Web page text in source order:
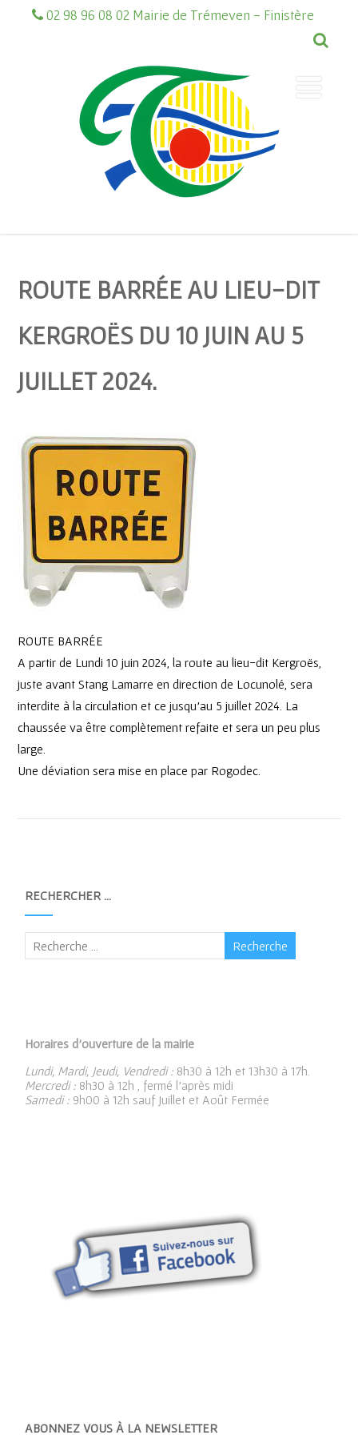
02 98 96 08 02 Mairie de Trémeven - Finistère
ROUTE BARRÉE AU LIEU-DIT
KERGROËS DU 10 JUIN AU 5
JUILLET 2024.
ROUTE BARRÉE
A partir de Lundi 10 juin 2024, la route au lieu-dit Kergroës,
juste avant Stang Lamarre en direction de Locunolé , sera
interdite à la circulation et ce jusqu’au 5 juillet 2024. La
chaussée va être complètement refaite et sera un peu plus
large.
Une déviation sera mise en place par Rogodec.
RECHERCHER …
Horaires d’ouverture de la mairie
Lundi, Mardi, Jeudi, Vendredi : 8h30 à 12h et 13h30 à 17h.
Mercredi : 8h30 à 12h , fermé l’après midi
Samedi : 9h00 à 12h sauf Juillet et Août Fermée
ABONNEZ VOUS À LA NEWSLETTER